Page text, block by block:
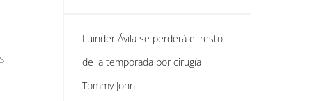
Luinder Ávila se perderá el resto
de la temporada por cirugía
Tommy John